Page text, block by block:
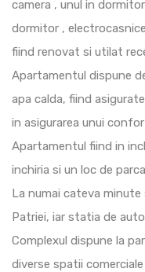
camera , unul in
dormitor ,
fiind renovat si utilat
Apartamentul dispune
apa calda, fiind
in asigurarea unui
Apartamentul fiind in
inchiria si un loc de
La numai cateva
Patriei, iar statia de
Complexul dispune la
diverse spatii comerciale